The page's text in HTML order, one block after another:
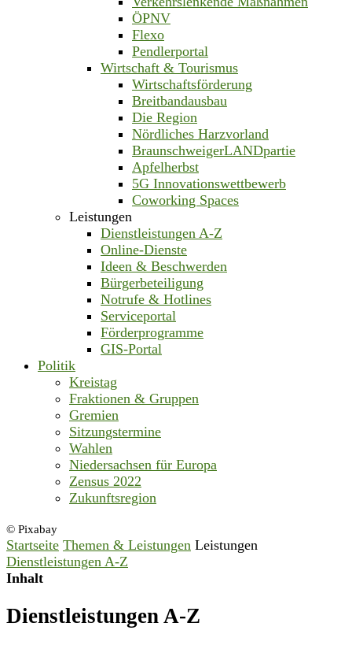
ÖPNV
Flexo
Pendlerportal
Wirtschaft & Tourismus
Wirtschaftsförderung
Breitbandausbau
Die Region
Nördliches Harzvorland
BraunschweigerLANDpartie
Apfelherbst
5G Innovationswettbewerb
Coworking Spaces
Leistungen
Dienstleistungen A-Z
Online-Dienste
Ideen & Beschwerden
Bürgerbeteiligung
Notrufe & Hotlines
Serviceportal
Förderprogramme
GIS-Portal
Politik
Kreistag
Fraktionen & Gruppen
Gremien
Sitzungstermine
Wahlen
Niedersachsen für Europa
Zensus 2022
Zukunftsregion
© Pixabay
Startseite Themen & Leistungen Leistungen
Dienstleistungen A-Z
Inhalt
Dienstleistungen A-Z